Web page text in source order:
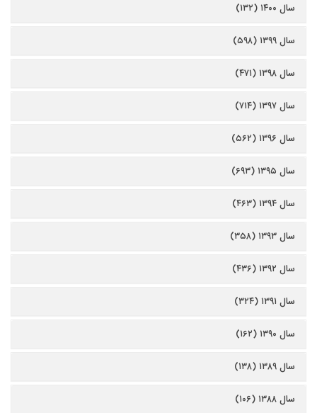
سال ۱۴۰۰ (۱۳۲)
سال ۱۳۹۹ (۵۹۸)
سال ۱۳۹۸ (۴۷۱)
سال ۱۳۹۷ (۷۱۴)
سال ۱۳۹۶ (۵۶۲)
سال ۱۳۹۵ (۶۹۳)
سال ۱۳۹۴ (۴۶۳)
سال ۱۳۹۳ (۳۵۸)
سال ۱۳۹۲ (۴۳۶)
سال ۱۳۹۱ (۳۲۴)
سال ۱۳۹۰ (۱۶۲)
سال ۱۳۸۹ (۱۳۸)
سال ۱۳۸۸ (۱۰۶)